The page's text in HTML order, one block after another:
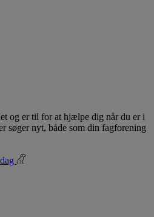
og er til for at hjælpe dig når du er i
søger nyt, både som din fagforening